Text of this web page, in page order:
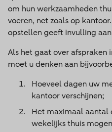
om hun werkzaamheden
voeren, net zoals op
opstellen geeft invulling
Als het gaat over afspraken
moet u denken aan
Hoeveel dagen uw
kantoor verschijnen;
Het maximaal aantal
wekelijks thuis